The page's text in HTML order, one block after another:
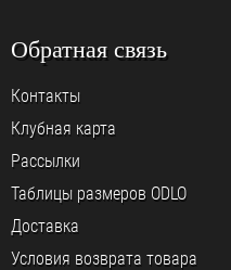
Обратная связь
Контакты
Клубная карта
Рассылки
Таблицы размеров ODLO
Доставка
Условия возврата товара